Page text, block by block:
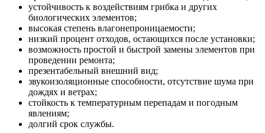
устойчивость к воздействиям грибка и других
биологических элементов;
высокая степень влагонепроницаемости;
низкий процент отходов, остающихся после установки;
возможность простой и быстрой замены элементов при
проведении ремонта;
презентабельный внешний вид;
звукоизоляционные способности, отсутствие шума при
дождях и ветрах;
стойкость к температурным перепадам и погодным
явлениям;
долгий срок службы.